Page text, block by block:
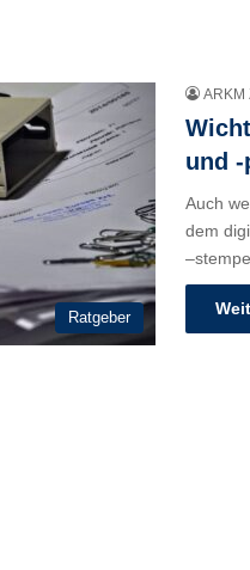
Ratgeber
ARKM
und
Auch
dem